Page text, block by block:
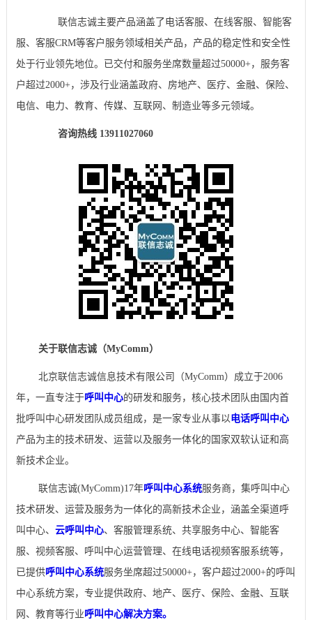
联信志诚主要产品涵盖了电话客服、在线客服、智能客
服、客服CRM等客户服务领域相关产品，产品的稳定性和安全性
处于行业领先地位。已交付和服务坐席数量超过50000+，服务客
户超过2000+，涉及行业涵盖政府、房地产、医疗、金融、保险、
电信、电力、教育、传媒、互联网、制造业等多元领域。
咨询热线 13911027060
关于联信志诚（MyComm）
北京联信志诚信息技术有限公司（MyComm）成立于2006
年，一直专注于呼叫中心的研发和服务，核心技术团队由国内首
批呼叫中心研发团队成员组成，是一家专业从事以 电话呼叫中心
产品为主的技术研发、运营以及服务一体化的国家双软认证和高
新技术企业。
联信志诚(MyComm)17年呼叫中心系统服务商，集呼叫中心
技术研发、运营及服务为一体化的高新技术企业，涵盖全渠道呼
叫中心、 云呼叫中心、客服管理系统、共享服务中心、智能客
服、视频客服、呼叫中心运营管理、在线电话视频客服系统等，
已提供呼叫中心系统服务坐席超过50000+，客户超过2000+的呼叫
中心系统方案，专业提供政府、地产、医疗、保险、金融、互联
网、教育等行业呼叫中心解决方案。